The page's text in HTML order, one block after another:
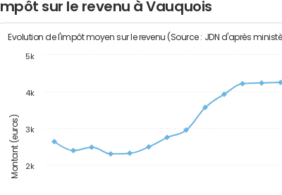
Impôt sur le revenu à Vauquois
Montant (euros)
Evolution de l'impôt moyen sur le revenu (Source : JDN d'après
2k
3k
4k
5k